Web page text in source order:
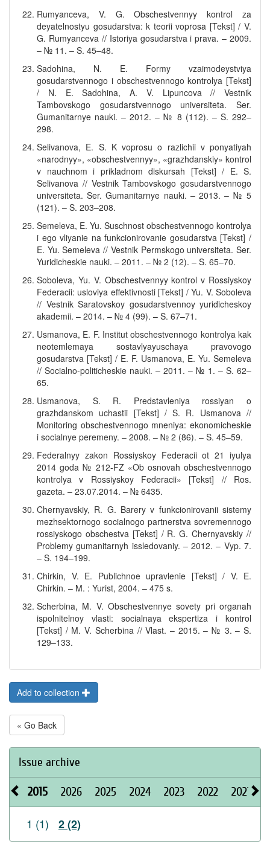
Rumyanceva, V. G. Obschestvennyy kontrol za
deyatelnostyu gosudarstva: k teorii voprosa [Tekst] / V.
G. Rumyanceva // Istoriya gosudarstva i prava. – 2009.
– № 11. – S. 45–48.
Sadohina, N. E. Formy vzaimodeystviya
gosudarstvennogo i obschestvennogo kontrolya [Tekst]
/ N. E. Sadohina, A. V. Lipuncova // Vestnik
Tambovskogo gosudarstvennogo universiteta. Ser.
Gumanitarnye nauki. – 2012. – № 8 (112). – S. 292–
298.
Selivanova, E. S. K voprosu o razlichii v ponyatiyah
«narodnyy», «obschestvennyy», «grazhdanskiy» kontrol
v nauchnom i prikladnom diskursah [Tekst] / E. S.
Selivanova // Vestnik Tambovskogo gosudarstvennogo
universiteta. Ser. Gumanitarnye nauki. – 2013. – № 5
(121). – S. 203–208.
Semeleva, E. Yu. Suschnost obschestvennogo kontrolya
i ego vliyanie na funkcionirovanie gosudarstva [Tekst] /
E. Yu. Semeleva // Vestnik Permskogo universiteta. Ser.
Yuridicheskie nauki. – 2011. – № 2 (12). – S. 65–70.
Soboleva, Yu. V. Obschestvennyy kontrol v Rossiyskoy
Federacii: usloviya effektivnosti [Tekst] / Yu. V. Soboleva
// Vestnik Saratovskoy gosudarstvennoy yuridicheskoy
akademii. – 2014. – № 4 (99). – S. 67–71.
Usmanova, E. F. Institut obschestvennogo kontrolya kak
neotemlemaya sostavlyayuschaya pravovogo
gosudarstva [Tekst] / E. F. Usmanova, E. Yu. Semeleva
// Socialno-politicheskie nauki. – 2011. – № 1. – S. 62–
65.
Usmanova, S. R. Predstavleniya rossiyan o
grazhdanskom uchastii [Tekst] / S. R. Usmanova //
Monitoring obschestvennogo mneniya: ekonomicheskie
i socialnye peremeny. – 2008. – № 2 (86). – S. 45–59.
Federalnyy zakon Rossiyskoy Federacii ot 21 iyulya
2014 goda № 212-FZ «Ob osnovah obschestvennogo
kontrolya v Rossiyskoy Federacii» [Tekst] // Ros.
gazeta. – 23.07.2014. – № 6435.
Chernyavskiy, R. G. Barery v funkcionirovanii sistemy
mezhsektornogo socialnogo partnerstva sovremennogo
rossiyskogo obschestva [Tekst] / R. G. Chernyavskiy //
Problemy gumanitarnyh issledovaniy. – 2012. – Vyp. 7.
– S. 194–199.
Chirkin, V. E. Publichnoe upravlenie [Tekst] / V. E.
Chirkin. – M. : Yurist, 2004. – 475 s.
Scherbina, M. V. Obschestvennye sovety pri organah
ispolnitelnoy vlasti: socialnaya ekspertiza i kontrol
[Tekst] / M. V. Scherbina // Vlast. – 2015. – № 3. – S.
129–133.
Add to collection
« Go Back
Issue archive
2015 2026 2025 2024 2023 2022 2021
1 (1) 2 (2)